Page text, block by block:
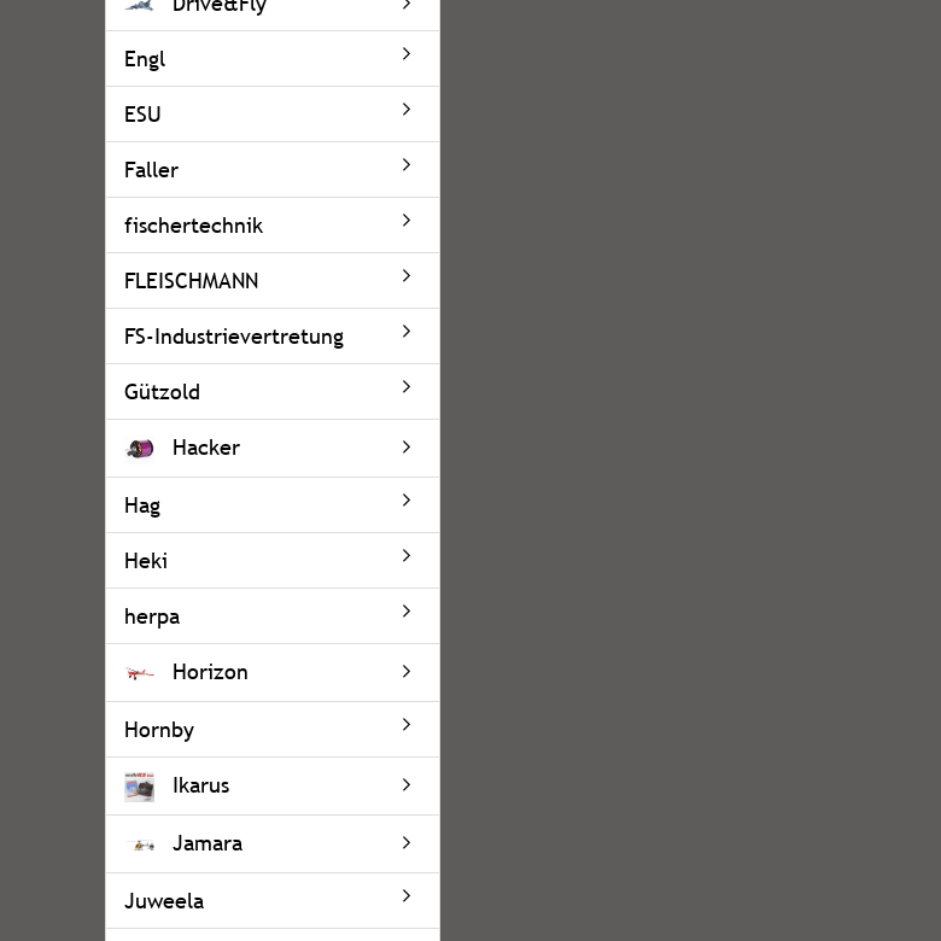
Engl
ESU
Faller
fischertechnik
FLEISCHMANN
FS-Industrievertretung
Gützold
Hacker
Hag
Heki
herpa
Horizon
Hornby
Ikarus
Jamara
Juweela